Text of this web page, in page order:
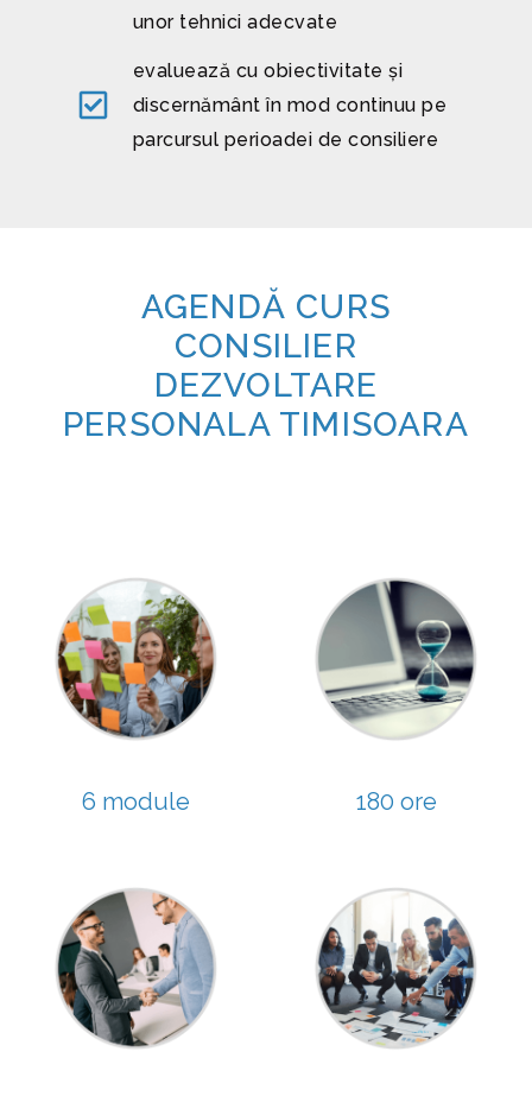
unor tehnici adecvate
evaluează cu obiectivitate și
discernământ în mod continuu pe
parcursul perioadei de consiliere
AGENDĂ CURS
CONSILIER
DEZVOLTARE
PERSONALA TIMISOARA
6 module 180 ore